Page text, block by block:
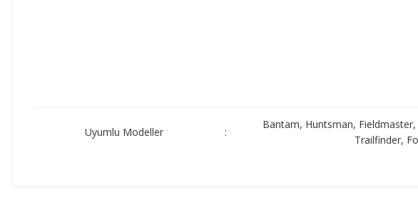
Uyumlu Modeller :
Bantam, Huntsman,
Trailfinder,